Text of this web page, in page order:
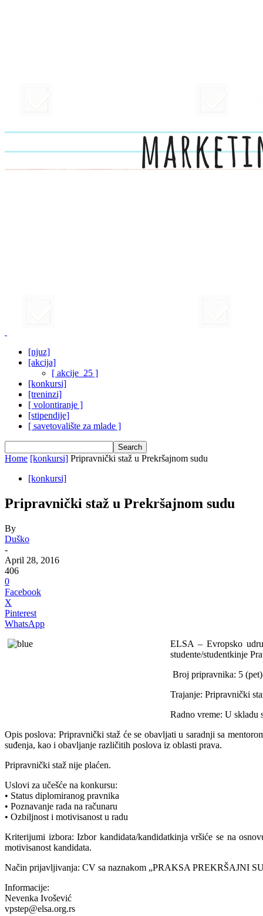
[njuz]
[akcija]
[ akcije_25 ]
[konkursi]
[treninzi]
[ volontiranje ]
[stipendije]
[ savetovalište za mlade ]
Home [konkursi] Pripravnički staž u Prekršajnom sudu
[konkursi]
Pripravnički staž u Prekršajnom sudu
By
Duško
-
April 28, 2016
406
0
Facebook
X
Pinterest
WhatsApp
ELSA – Evropsko
studente/studentkinje
Broj pripravnika: 5
Trajanje: Pripravnički
Radno vreme: U skladu
Opis poslova: Pripravnički staž će se obavljati u saradnji sa
suđenja, kao i obavljanje različitih poslova iz oblasti prava.
Pripravnički staž nije plaćen.
Uslovi za učešće na konkursu:
• Status diplomiranog pravnika
• Poznavanje rada na računaru
• Ozbiljnost i motivisanost u radu
Kriterijumi izbora: Izbor kandidata/kandidatkinja vršiće se na
motivisanost kandidata.
Način prijavljivanja: CV sa naznakom „PRAKSA PREKRŠAJNI
Informacije:
Nevenka Ivošević
vpstep@elsa.org.rs